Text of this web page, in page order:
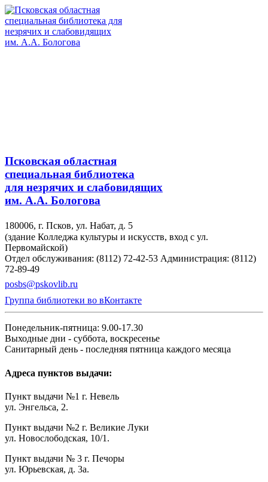
Псковская областная
специальная библиотека
для незрячих и слабовидящих
им. А.А. Бологова
180006, г. Псков, ул. Набат, д. 5
(здание Колледжа культуры и искусств, вход с ул.
Первомайской)
Отдел обслуживания: (8112) 72-42-53 Администрация: (8112)
72-89-49
posbs@pskovlib.ru
Группа библиотеки во вКонтакте
Понедельник-пятница: 9.00-17.30
Выходные дни - суббота, воскресенье
Санитарный день - последняя пятница каждого месяца
Адреса пунктов выдачи:
Пункт выдачи №1 г. Невель
ул. Энгельса, 2.
Пункт выдачи №2 г. Великие Луки
ул. Новослободская, 10/1.
Пункт выдачи № 3 г. Печоры
ул. Юрьевская, д. 3а.